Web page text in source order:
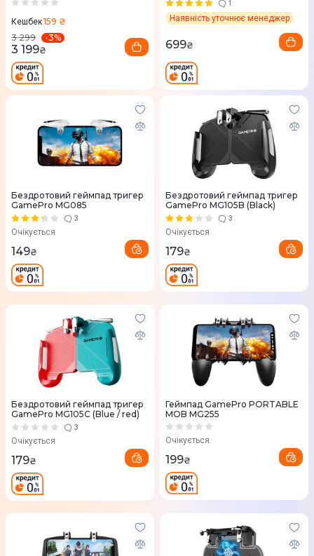
Кешбек159 ₴
3 299
-3%
3 199₴
1
Наявність уточнює менеджер
699₴
Бездротовий геймпад тригер
GamePro MG085
3
Очікується
149₴
Бездротовий геймпад тригер
GamePro MG105B (Black)
3
Очікується
179₴
Бездротовий геймпад тригер
GamePro MG105C (Blue / red)
3
Очікується
179₴
Геймпад GamePro PORTABLE
MOB MG255
Очікується
199₴